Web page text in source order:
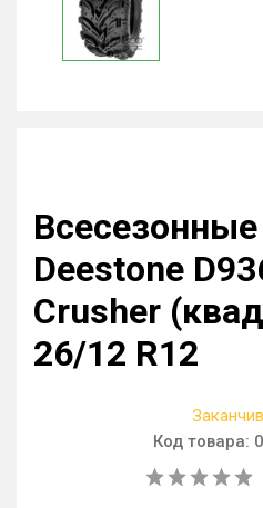
Deestone
Crusher
26/12 R12
Код товара: